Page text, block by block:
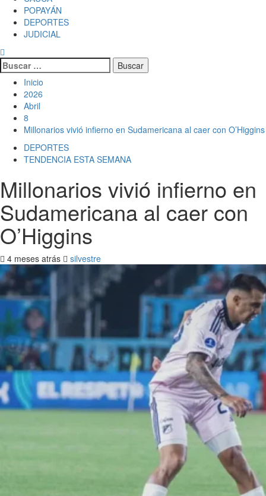
principalPOPAYÁN
DEPORTES
JUDICIAL
Buscar
por:
Inicio
2026
Abril
8
Millonarios vivió infierno en Sudamericana al caer con O’Higgins
DEPORTES
TENDENCIA ESTA SEMANA
Millonarios vivió infierno en
Sudamericana al caer con
O’Higgins
4 meses atrás silvestre